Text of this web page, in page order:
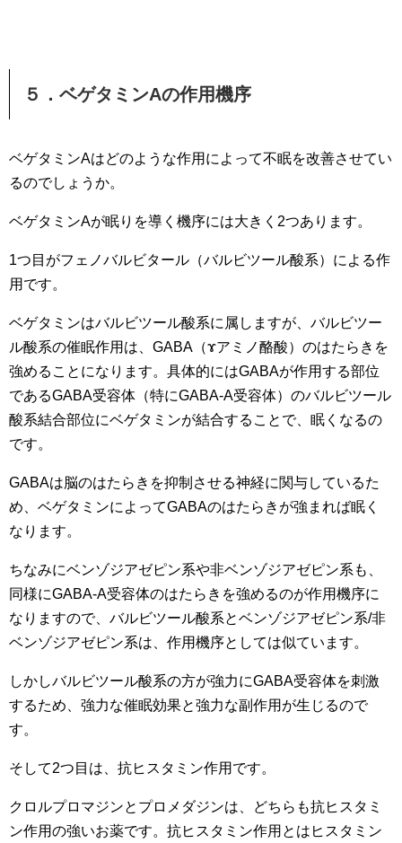
５．ベゲタミンAの作用機序
ベゲタミンAはどのような作用によって不眠を改善させてい
るのでしょうか。
ベゲタミンAが眠りを導く機序には大きく2つあります。
1つ目がフェノバルビタール（バルビツール酸系）による作
用です。
ベゲタミンはバルビツール酸系に属しますが、バルビツー
ル酸系の催眠作用は、GABA（ɤアミノ酪酸）のはたらきを
強めることになります。具体的にはGABAが作用する部位
であるGABA受容体（特にGABA-A受容体）のバルビツール
酸系結合部位にベゲタミンが結合することで、眠くなるの
です。
GABAは脳のはたらきを抑制させる神経に関与しているた
め、ベゲタミンによってGABAのはたらきが強まれば眠く
なります。
ちなみにベンゾジアゼピン系や非ベンゾジアゼピン系も、
同様にGABA-A受容体のはたらきを強めるのが作用機序に
なりますので、バルビツール酸系とベンゾジアゼピン系/非
ベンゾジアゼピン系は、作用機序としては似ています。
しかしバルビツール酸系の方が強力にGABA受容体を刺激
するため、強力な催眠効果と強力な副作用が生じるので
す。
そして2つ目は、抗ヒスタミン作用です。
クロルプロマジンとプロメダジンは、どちらも抗ヒスタミ
ン作用の強いお薬です。抗ヒスタミン作用とはヒスタミン